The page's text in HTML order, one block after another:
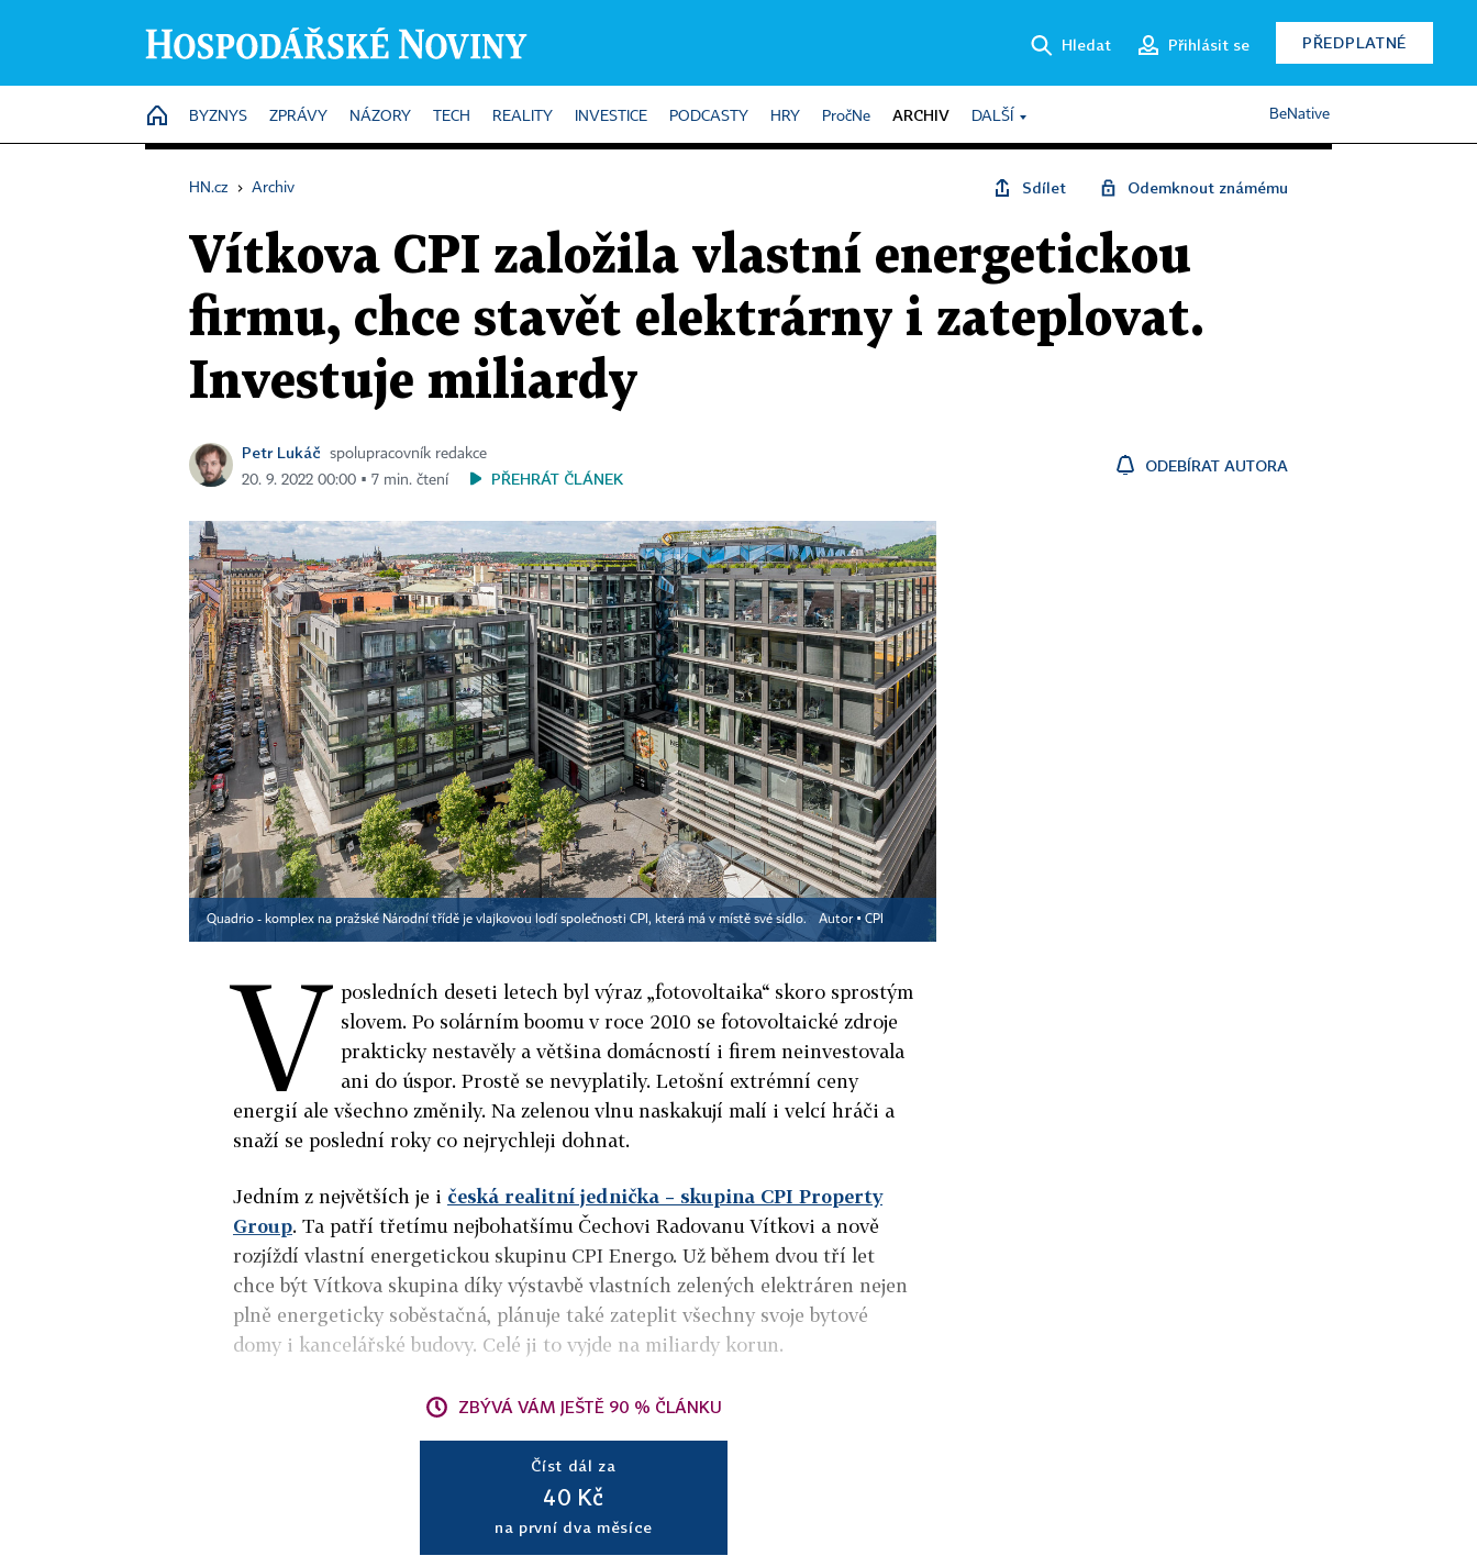
Hledat Přihlásit se PŘEDPLATNÉ
HOME
BYZNYS ZPRÁVY NÁZORY TECH REALITY INVESTICE PODCASTY HRY PročNe ARCHIV DALŠÍ BeNative
HN.cz › Archiv Sdílet Odemknout známému
Vítkova CPI založila vlastní energetickou
firmu, chce stavět elektrárny i zateplovat.
Investuje miliardy
Petr Lukáč
spolupracovník redakce
20. 9. 2022 00:00 ▪ 7 min. čtení
PŘEHRÁT ČLÁNEK
ODEBÍRAT AUTORA
Quadrio - komplex na pražské Národní třídě je vlajkovou lodí společnosti CPI, která má v místě své sídlo. Autor ▪ CPI
V posledních deseti letech byl výraz „fotovoltaika“ skoro sprostým
slovem. Po solárním boomu v roce 2010 se fotovoltaické zdroje
prakticky nestavěly a většina domácností i firem neinvestovala
ani do úspor. Prostě se nevyplatily. Letošní extrémní ceny
energií ale všechno změnily. Na zelenou vlnu naskakují malí i velcí hráči a
snaží se poslední roky co nejrychleji dohnat.
Jedním z největších je i česká realitní jednička – skupina CPI Property
Group. Ta patří třetímu nejbohatšímu Čechovi Radovanu Vítkovi a nově
rozjíždí vlastní energetickou skupinu CPI Energo. Už během dvou tří let
chce být Vítkova skupina díky výstavbě vlastních zelených elektráren nejen
plně energeticky soběstačná, plánuje také zateplit všechny svoje bytové
domy i kancelářské budovy. Celé ji to vyjde na miliardy korun.
ZBÝVÁ VÁM JEŠTĚ 90 % ČLÁNKU
Číst dál za
40 Kč
na první dva měsíce